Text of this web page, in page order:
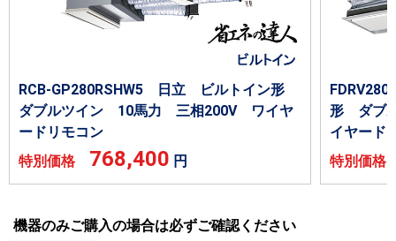
RCB-GP280RSHW5 日立 ビルトイン形
ダブルツイン 10馬力 三相200V ワイヤ
ードリモコン
特別価格 768,400 円
形 ダブ
イヤード
特別価
機器のみご購入の場合は必ずご確認ください